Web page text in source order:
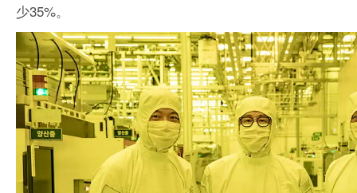
少35%。